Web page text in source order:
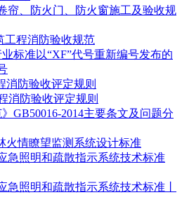
帘、防火门、防火窗施工及验收规
工程消防验收规范
标准以“XF”代号重新编号发布的
消防验收评定规则
消防验收评定规则
GB50016-2014主要条文及问题分
火情瞭望监测系统设计标准
急照明和疏散指示系统技术标准
急照明和疏散指示系统技术标准丨